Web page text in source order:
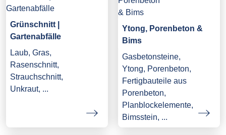
Grünschnitt |
Gartenabfälle
Laub, Gras,
Rasenschnitt,
Strauchschnitt,
Unkraut, ...
Ytong, Porenbeton &
Bims
Gasbetonsteine,
Ytong, Porenbeton,
Fertigbauteile aus
Porenbeton,
Planblockelemente,
Bimsstein, ...